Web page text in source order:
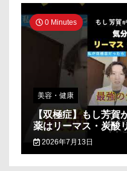
0 Minutes
美容・健康
【双極症】もし芳賀
薬はリーマス・炭酸
2026年7月13日